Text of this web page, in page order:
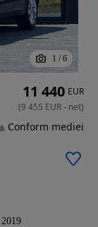
1 / 6
2019
11 440 EUR
(9 455 EUR- net)
Conform mediei